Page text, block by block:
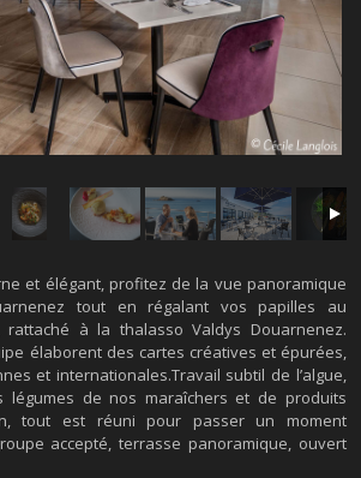
et élégant, profitez de la vue panoramique
tout en régalant vos papilles au
rattaché à la thalasso Valdys Douarnenez.
élaborent des cartes créatives et épurées,
et internationales.Travail subtil de l’algue,
légumes de nos maraîchers et de produits
tout est réuni pour passer un moment
accepté, terrasse panoramique, ouvert